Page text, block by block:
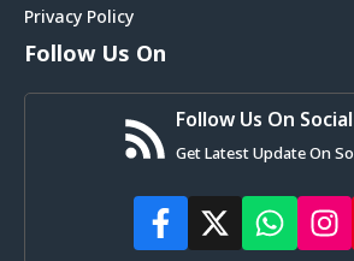
Privacy Policy
Follow Us On
Follow Us On
Get Latest Update On